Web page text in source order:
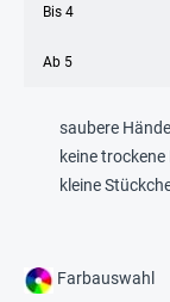
Bis 4
Ab 5
saubere
keine trockene
kleine